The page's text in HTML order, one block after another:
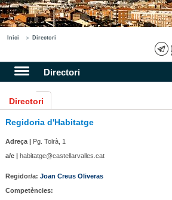
Inici Directori
Directori
Directori
Regidoria d'Habitatge
Adreça |Pg. Tolrà, 1
a/e |habitatge@castellarvalles.cat
Regidor/a: Joan Creus Oliveras
Competències: